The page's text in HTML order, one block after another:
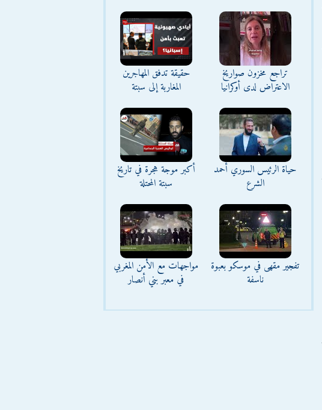
تراجع مخزون صواريخ
الاعتراض لدى أوكرانيا
حقيقة تدفق المهاجرين
المغاربة إلى سبتة
حياة الرئيس السوري أحمد
الشرع
أكبر موجة هجرة في تاريخ
سبتة المحتلة
تفجير مقهى في موسكو بعبوة
ناسفة
مواجهات مع الأمن المغربي
في معبر بني أنصار